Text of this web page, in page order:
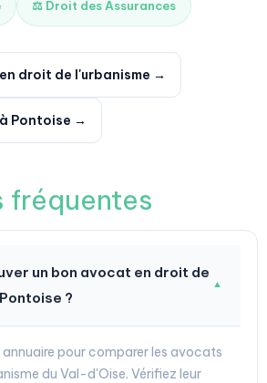
⚖️ Droit des Assurances
droit de l'urbanisme →
Pontoise →
fréquentes
un bon avocat en droit de
?
▼
pour comparer les avocats
du Val-d'Oise. Vérifiez leur